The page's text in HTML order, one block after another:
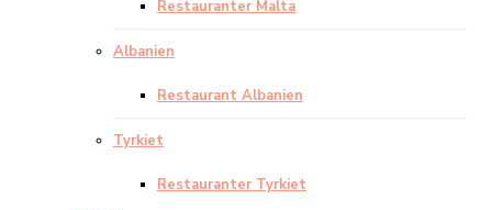
Restauranter Malta
Albanien
Restaurant Albanien
Tyrkiet
Restauranter Tyrkiet